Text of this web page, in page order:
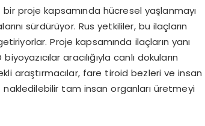
bir proje kapsamında hücresel yaşlanmayı
sürdürüyor. Rus yetkililer, bu ilaçların
Proje kapsamında ilaçların yanı
aracılığıyla canlı dokuların
araştırmacılar, fare tiroid bezleri ve insan
nakledilebilir tam insan organları üretmeyi